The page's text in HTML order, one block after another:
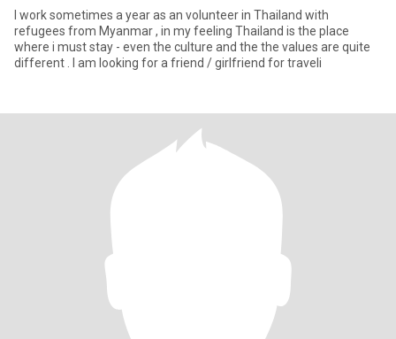
I work sometimes a year as an volunteer in Thailand with
refugees from Myanmar , in my feeling Thailand is the place
where i must stay - even the culture and the the values are quite
different . I am looking for a friend / girlfriend for traveli